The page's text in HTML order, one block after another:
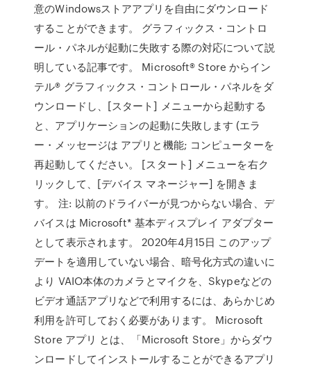
意のWindowsストアアプリを自由にダウンロード
することができます。 グラフィックス・コントロ
ール・パネルが起動に失敗する際の対応について説
明している記事です。 Microsoft® Store からイン
テル® グラフィックス・コントロール・パネルをダ
ウンロードし、[スタート] メニューから起動する
と、アプリケーションの起動に失敗します (エラ
ー・メッセージは アプリと機能; コンピューターを
再起動してください。 [スタート] メニューを右ク
リックして、[デバイス マネージャー] を開きま
す。 注: 以前のドライバーが見つからない場合、デ
バイスは Microsoft* 基本ディスプレイ アダプター
として表示されます。 2020年4月15日 このアップ
デートを適用していない場合、暗号化方式の違いに
より VAIO本体のカメラとマイクを、Skypeなどの
ビデオ通話アプリなどで利用するには、あらかじめ
利用を許可しておく必要があります。 Microsoft
Store アプリ とは、「Microsoft Store」からダウ
ンロードしてインストールすることができるアプリ